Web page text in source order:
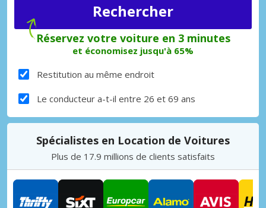
Réservez votre voiture en 3 minutes
et économisez jusqu'à 65%
Restitution au même endroit
Le conducteur a-t-il entre 26 et 69 ans
Spécialistes en Location de Voitures
Plus de 17.9 millions de clients satisfaits